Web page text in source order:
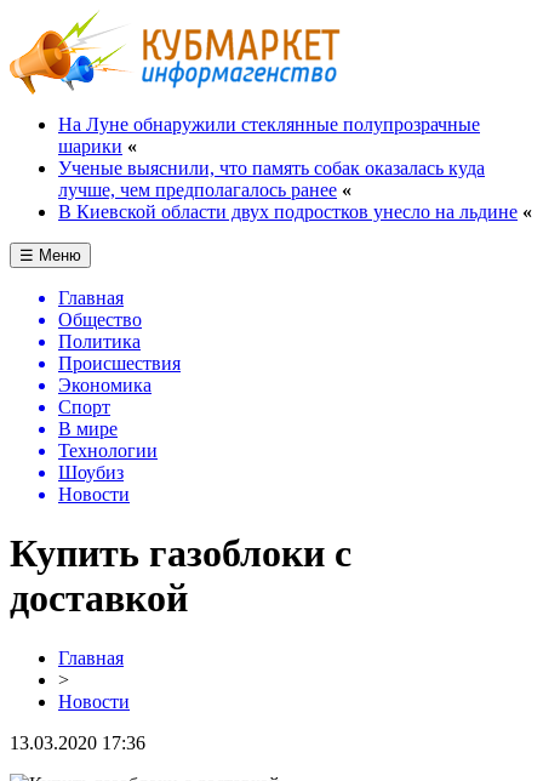
На Луне обнаружили стеклянные полупрозрачные
шарики «
Ученые выяснили, что память собак оказалась куда
лучше, чем предполагалось ранее «
В Киевской области двух подростков унесло на льдине «
☰ Меню
Главная
Общество
Политика
Происшествия
Экономика
Спорт
В мире
Технологии
Шоубиз
Новости
Купить газоблоки с
доставкой
Главная
>
Новости
13.03.2020 17:36